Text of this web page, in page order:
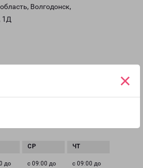
×
Волгодонск,
1Д
до
с 09:00 до
с 09:00 до